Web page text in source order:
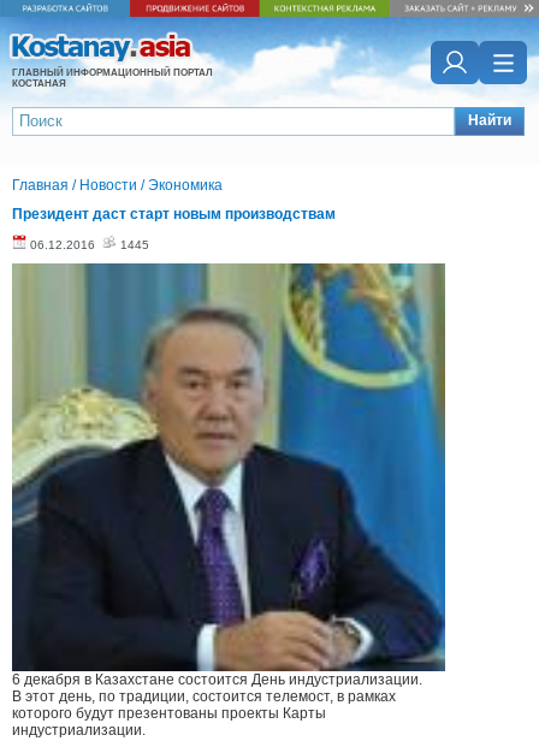
ГЛАВНЫЙ ИНФОРМАЦИОННЫЙ ПОРТАЛ
КОСТАНАЯ
Найти
Главная / Новости /Экономика
Президент даст старт новым производствам
06.12.2016 1445
6 декабря в Казахстане состоится День индустриализации.
В этот день, по традиции, состоится телемост, в рамках
которого будут презентованы проекты Карты
индустриализации.